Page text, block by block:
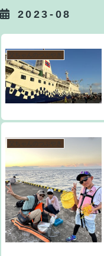
2023-08